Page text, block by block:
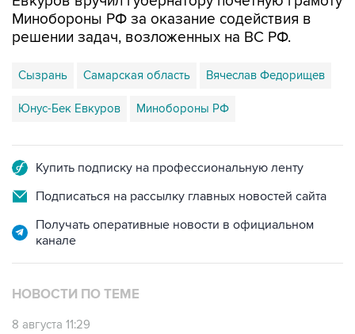
Минобороны РФ за оказание содействия в
решении задач, возложенных на ВС РФ.
Сызрань Самарская область Вячеслав Федорищев
Юнус-Бек Евкуров Минобороны РФ
Купить подписку на профессиональную ленту
Подписаться на рассылку главных новостей сайта
Получать оперативные новости в официальном
канале
НОВОСТИ ПО ТЕМЕ
8 августа 11:29